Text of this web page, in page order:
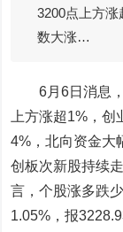
3200点上方
数大涨…
6月6日消息，
上方涨超1%，
4%，北向资金大
创板次新股持续
言，个股涨多跌
1.05%，报